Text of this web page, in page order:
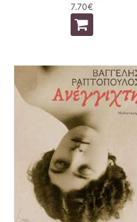
7.70€